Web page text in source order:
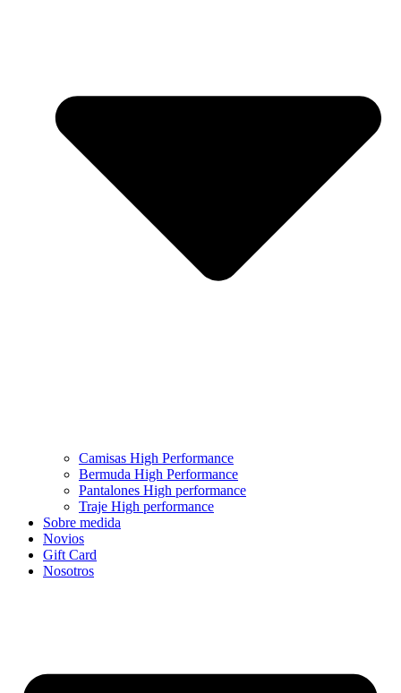
Camisas High Performance
Bermuda High Performance
Pantalones High performance
Traje High performance
Sobre medida
Novios
Gift Card
Nosotros